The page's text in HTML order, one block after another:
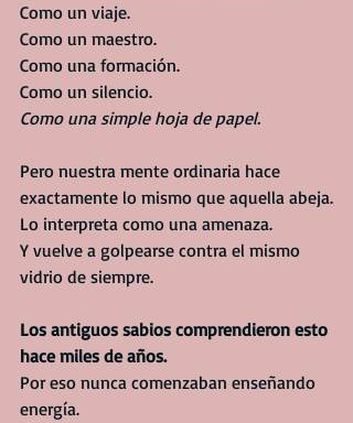
Como un viaje.
Como un maestro.
Como una formación.
Como un silencio.
Como una simple hoja de papel.
Pero nuestra mente ordinaria hace
exactamente lo mismo que aquella abeja.
Lo interpreta como una amenaza.
Y vuelve a golpearse contra el mismo
vidrio de siempre.
Los antiguos sabios comprendieron esto
hace miles de años.
Por eso nunca comenzaban enseñando
energía.